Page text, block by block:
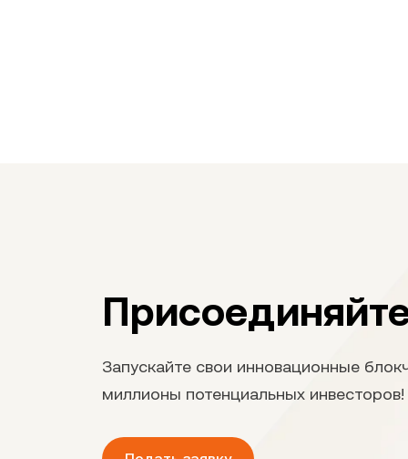
Запускайте свои инновационные
миллионы потенциальных инвесторов!